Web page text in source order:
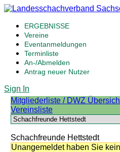
ERGEBNISSE
Vereine
Eventanmeldungen
Terminliste
An-/Abmelden
Antrag neuer Nutzer
Sign In
Mitgliederliste / DWZ
Vereinsliste
Schachfreunde Hettstedt
Unangemeldet haben Sie